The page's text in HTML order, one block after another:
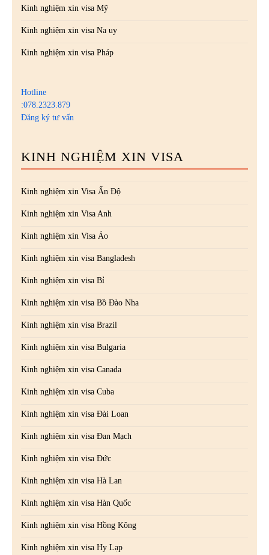
Kinh nghiệm xin visa Mỹ
Kinh nghiệm xin visa Na uy
Kinh nghiệm xin visa Pháp
Hotline
:078.2323.879
Đăng ký tư vấn
KINH NGHIỆM XIN VISA
Kinh nghiệm xin Visa Ấn Độ
Kinh nghiệm xin Visa Anh
Kinh nghiệm xin Visa Áo
Kinh nghiệm xin visa Bangladesh
Kinh nghiệm xin visa Bỉ
Kinh nghiệm xin visa Bồ Đào Nha
Kinh nghiệm xin visa Brazil
Kinh nghiệm xin visa Bulgaria
Kinh nghiệm xin visa Canada
Kinh nghiệm xin visa Cuba
Kinh nghiệm xin visa Đài Loan
Kinh nghiệm xin visa Đan Mạch
Kinh nghiệm xin visa Đức
Kinh nghiệm xin visa Hà Lan
Kinh nghiệm xin visa Hàn Quốc
Kinh nghiệm xin visa Hồng Kông
Kinh nghiệm xin visa Hy Lạp